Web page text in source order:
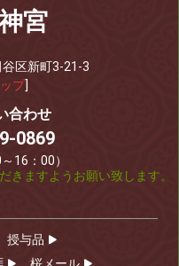
宮
区新町3-21-3
プ]
合わせ
0869
16：00）
きますようお願い致します。
授与品